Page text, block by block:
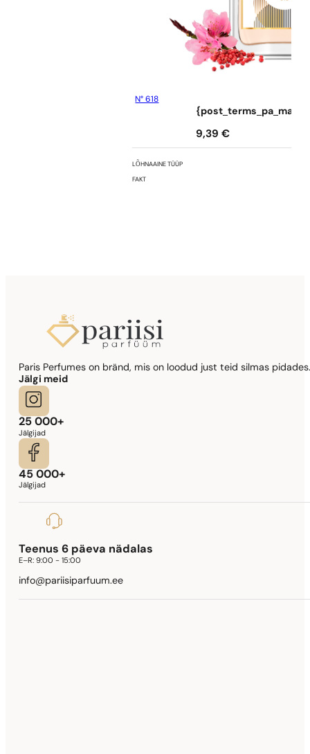
N° 618
9,39€
LÕHNAAINE TÜÜP
FAKT
Paris Perfumes on bränd, mis on loodud just teid silmas
Jälgi meid
25 000+
Jälgijad
45 000+
Jälgijad
Teenus 6 päeva nädalas
E–R:9:00 - 15:00
info@pariisiparfuum.ee